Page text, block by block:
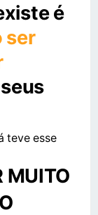
é
ser
teve esse
MUITO